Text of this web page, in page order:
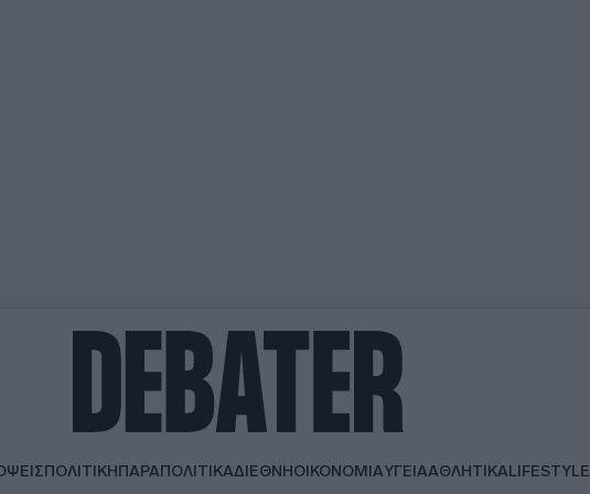
ΠΟΛΙΤΙΚΗΠΑΡΑΠΟΛΙΤΙΚΑΔΙΕΘΝΗΟΙΚΟΝΟΜΙΑΥΓΕΙΑΑΘΛΗΤΙΚΑLIFESTYLE